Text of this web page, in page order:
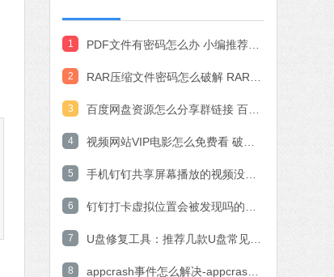
1
2
3
4
5
6
7
8
石大师一键重装系统
软件语言：简体中文